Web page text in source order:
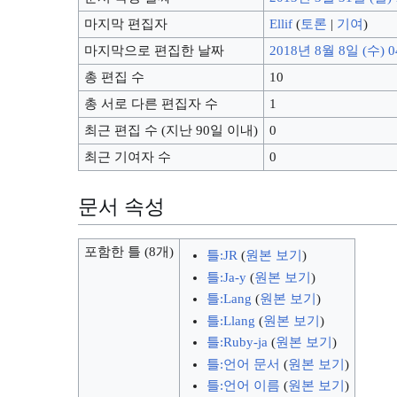
마지막 편집자
Ellif (토론 | 기여)
마지막으로 편집한 날짜
2018년 8월 8일 (수)
총 편집 수
10
총 서로 다른 편집자 수
1
최근 편집 수 (지난 90일 이내)
0
최근 기여자 수
0
문서 속성
포함한 틀 (8개) 틀:JR (원본 보기 )
틀:Ja-y (원본 보기 )
틀:Lang (원본 보기 )
틀:Llang (원본 보기 )
틀:Ruby-ja (원본 보기 )
틀:언어 문서 (원본 보기 )
틀:언어 이름 (원본 보기 )